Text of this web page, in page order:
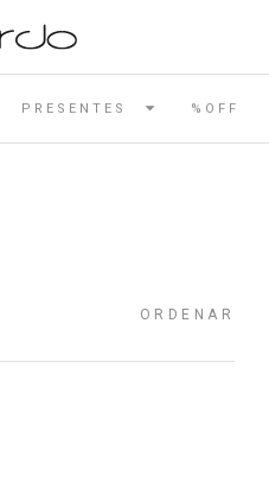
PRESENTES %OFF
ORDENAR